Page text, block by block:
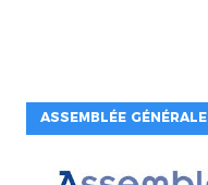
ASSEMBLÉE GÉNÉRALE